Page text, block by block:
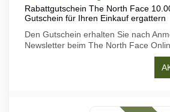
Rabattgutschein The North Face
Gutschein für Ihren Einkauf ergattern
Den Gutschein erhalten Sie nach
Newsletter beim The North Face